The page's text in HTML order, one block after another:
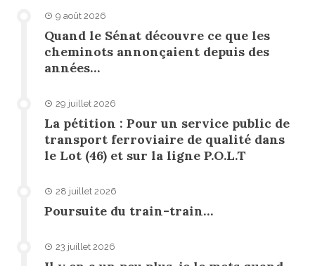
9 août 2026
Quand le Sénat découvre ce que les
cheminots annonçaient depuis des
années…
29 juillet 2026
La pétition : Pour un service public de
transport ferroviaire de qualité dans
le Lot (46) et sur la ligne P.O.L.T
28 juillet 2026
Poursuite du train-train…
23 juillet 2026